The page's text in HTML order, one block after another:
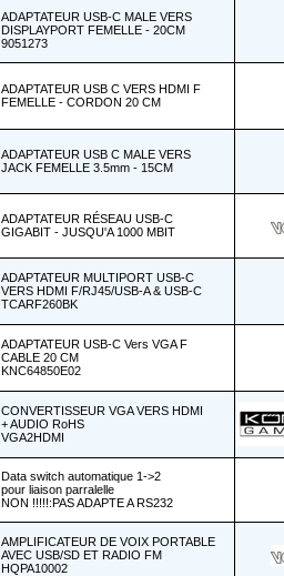
ADAPTATEUR USB-C MALE VERS
DISPLAYPORT FEMELLE - 20CM
9051273
ADAPTATEUR USB C VERS HDMI F
FEMELLE - CORDON 20 CM
ADAPTATEUR USB C MALE VERS
JACK FEMELLE 3.5mm - 15CM
ADAPTATEUR RÉSEAU USB-C
GIGABIT - JUSQU'A 1000 MBIT
ADAPTATEUR MULTIPORT USB-C
VERS HDMI F/RJ45/USB-A & USB-C
TCARF260BK
ADAPTATEUR USB-C Vers VGA F
CABLE 20 CM
KNC64850E02
CONVERTISSEUR VGA VERS HDMI
+ AUDIO RoHS
VGA2HDMI
Data switch automatique 1->2
pour liaison parralelle
NON !!!!!:PAS ADAPTE A RS232
AMPLIFICATEUR DE VOIX PORTABLE
AVEC USB/SD ET RADIO FM
HQPA10002